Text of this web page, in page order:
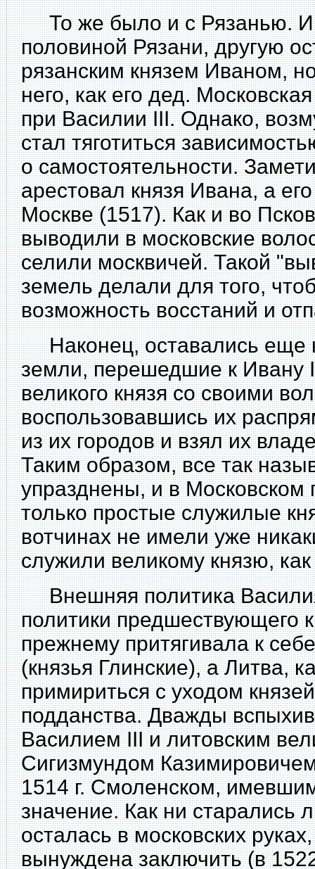
То же было и с Рязанью.
половиной Рязани, другую
рязанским князем Иваном,
него, как его дед.
при Василии III. Однако,
стал тяготиться
о самостоятельности.
арестовал князя Ивана, а
Москве (1517). Как и во
выводили в московские
селили москвичей. Такой
земель делали для того,
возможность восстаний и
Наконец, оставались еще
земли, перешедшие к Ивану
великого князя со своими
воспользовавшись их
из их городов и взял их
Таким образом, все так
упразднены, и в Московском
только простые служилые
вотчинах не имели уже
служили великому князю,
Внешняя политика
политики предшествующего
прежнему притягивала к
(князья Глинские), а Литва,
примириться с уходом
подданства. Дважды
Василием III и литовским
Сигизмундом
1514 г. Смоленском,
значение. Как ни старались
осталась в московских
вынуждена заключить (в